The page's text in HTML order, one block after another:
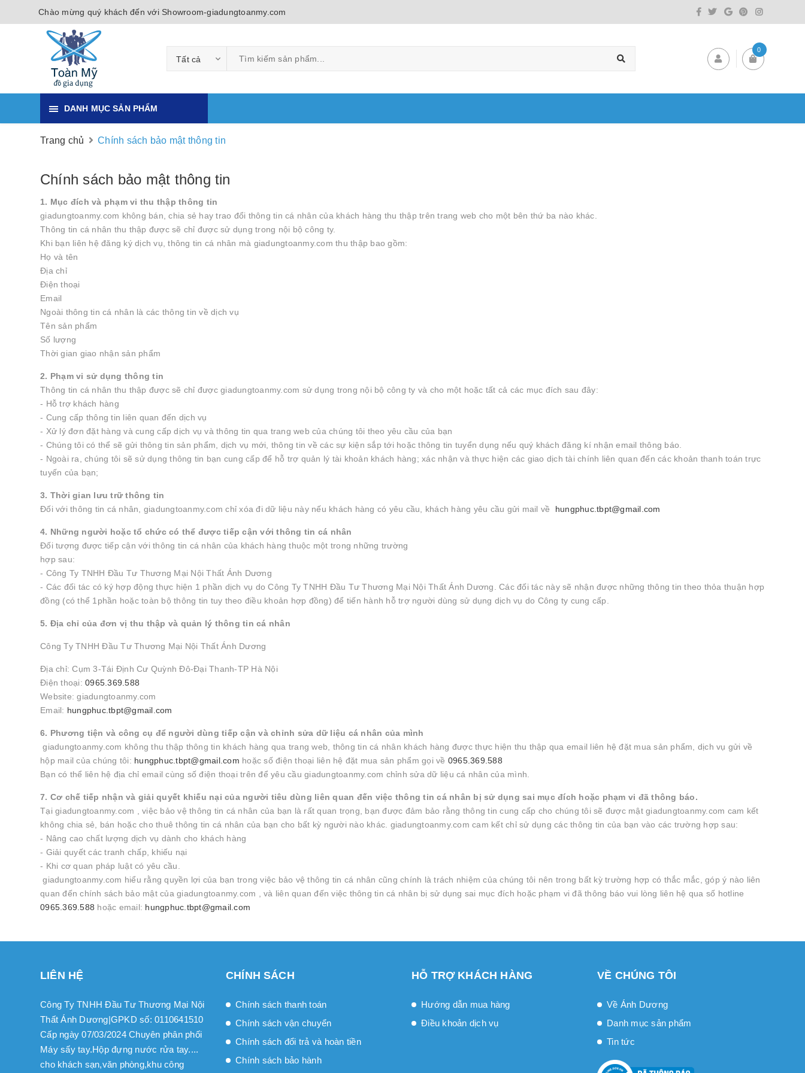
Chào mừng quý khách đến với Showroom-giadungtoanmy.com
Tất cả
0
DANH MỤC SẢN PHẨM
Trang chủ Chính sách bảo mật thông tin
Chính sách bảo mật thông tin
1. Mục đích và phạm vi thu thập thông tin
giadungtoanmy.com không bán, chia sẻ hay trao đổi thông tin cá nhân của khách hàng thu thập trên trang web cho một bên thứ ba nào khác.
Thông tin cá nhân thu thập được sẽ chỉ được sử dụng trong nội bộ công ty.
Khi bạn liên hệ đăng ký dịch vụ, thông tin cá nhân mà giadungtoanmy.com thu thập bao gồm:
Họ và tên
Địa chỉ
Điện thoại
Email
Ngoài thông tin cá nhân là các thông tin về dịch vụ
Tên sản phẩm
Số lượng
Thời gian giao nhận sản phẩm
2. Phạm vi sử dụng thông tin
Thông tin cá nhân thu thập được sẽ chỉ được giadungtoanmy.com sử dụng trong nội bộ công ty và cho một hoặc tất cả các mục đích sau đây:
- Hỗ trợ khách hàng
- Cung cấp thông tin liên quan đến dịch vụ
- Xử lý đơn đặt hàng và cung cấp dịch vụ và thông tin qua trang web của chúng tôi theo yêu cầu của bạn
- Chúng tôi có thể sẽ gửi thông tin sản phẩm, dịch vụ mới, thông tin về các sự kiện sắp tới hoặc thông tin tuyển dụng nếu quý khách đăng kí nhận email thông báo.
- Ngoài ra, chúng tôi sẽ sử dụng thông tin bạn cung cấp để hỗ trợ quản lý tài khoản khách hàng; xác nhận và thực hiện các giao dịch tài chính liên quan đến các khoản thanh toán trực
tuyến của bạn;
3. Thời gian lưu trữ thông tin
Đối với thông tin cá nhân, giadungtoanmy.com chỉ xóa đi dữ liệu này nếu khách hàng có yêu cầu, khách hàng yêu cầu gửi mail về hungphuc.tbpt@gmail.com
4. Những người hoặc tổ chức có thể được tiếp cận với thông tin cá nhân
Đối tượng được tiếp cận với thông tin cá nhân của khách hàng thuộc một trong những trường
hợp sau:
- Công Ty TNHH Đầu Tư Thương Mại Nội Thất Ánh Dương
- Các đối tác có ký hợp động thực hiện 1 phần dịch vụ do Công Ty TNHH Đầu Tư Thương Mại Nội Thất Ánh Dương. Các đối tác này sẽ nhận được những thông tin theo thỏa thuận hợp
đồng (có thể 1phần hoặc toàn bộ thông tin tuy theo điều khoản hợp đồng) để tiến hành hỗ trợ người dùng sử dụng dịch vụ do Công ty cung cấp.
5. Địa chỉ của đơn vị thu thập và quản lý thông tin cá nhân
Công Ty TNHH Đầu Tư Thương Mại Nội Thất Ánh Dương
Địa chỉ: Cụm 3-Tái Định Cư Quỳnh Đô-Đại Thanh-TP Hà Nội
Điện thoại: 0965.369.588
Website: giadungtoanmy.com
Email: hungphuc.tbpt@gmail.com
6. Phương tiện và công cụ để người dùng tiếp cận và chỉnh sửa dữ liệu cá nhân của mình
giadungtoanmy.com không thu thập thông tin khách hàng qua trang web, thông tin cá nhân khách hàng được thực hiện thu thập qua email liên hệ đặt mua sản phẩm, dịch vụ gửi về
hộp mail của chúng tôi: hungphuc.tbpt@gmail.com hoặc số điện thoại liên hệ đặt mua sản phẩm gọi về 0965.369.588
Bạn có thể liên hệ địa chỉ email cùng số điện thoại trên để yêu cầu giadungtoanmy.com chỉnh sửa dữ liệu cá nhân của mình.
7. Cơ chế tiếp nhận và giải quyết khiếu nại của người tiêu dùng liên quan đến việc thông tin cá nhân bị sử dụng sai mục đích hoặc phạm vi đã thông báo.
Tại giadungtoanmy.com , việc bảo vệ thông tin cá nhân của bạn là rất quan trọng, bạn được đảm bảo rằng thông tin cung cấp cho chúng tôi sẽ được mật giadungtoanmy.com cam kết
không chia sẻ, bán hoặc cho thuê thông tin cá nhân của bạn cho bất kỳ người nào khác. giadungtoanmy.com cam kết chỉ sử dụng các thông tin của bạn vào các trường hợp sau:
- Nâng cao chất lượng dịch vụ dành cho khách hàng
- Giải quyết các tranh chấp, khiếu nại
- Khi cơ quan pháp luật có yêu cầu.
giadungtoanmy.com hiểu rằng quyền lợi của bạn trong việc bảo vệ thông tin cá nhân cũng chính là trách nhiệm của chúng tôi nên trong bất kỳ trường hợp có thắc mắc, góp ý nào liên
quan đến chính sách bảo mật của giadungtoanmy.com , và liên quan đến việc thông tin cá nhân bị sử dụng sai mục đích hoặc phạm vi đã thông báo vui lòng liên hệ qua số hotline
0965.369.588 hoặc email: hungphuc.tbpt@gmail.com
LIÊN HỆ
Công Ty TNHH Đầu Tư Thương Mại Nội
Thất Ánh Dương|GPKD số: 0110641510
Cấp ngày 07/03/2024 Chuyên phân phối
Máy sấy tay.Hộp đựng nước rửa tay....
cho khách sạn,văn phòng,khu công
CHÍNH SÁCH
Chính sách thanh toán
Chính sách vận chuyển
Chính sách đổi trả và hoàn tiền
Chính sách bảo hành
HỖ TRỢ KHÁCH HÀNG
Hướng dẫn mua hàng
Điều khoản dịch vụ
VỀ CHÚNG TÔI
Về Ánh Dương
Danh mục sản phẩm
Tin tức